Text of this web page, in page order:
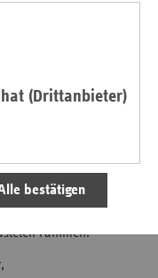
(Drittanbieter)
bestätigen
einzureichen, die
auch
benachteiligter
herausfordernden
insbesondere
sowie
Familien.